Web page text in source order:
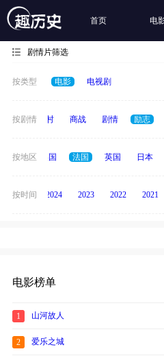
首页 电
剧情片筛选
按类型 电影 电视剧
按剧情
历史 乡村 商战 剧情 励志
按地区
中国 美国 法国 英国 日本
按时间
2025 2024 2023 2022 2021
电影榜单
1 山河故人
2 爱乐之城